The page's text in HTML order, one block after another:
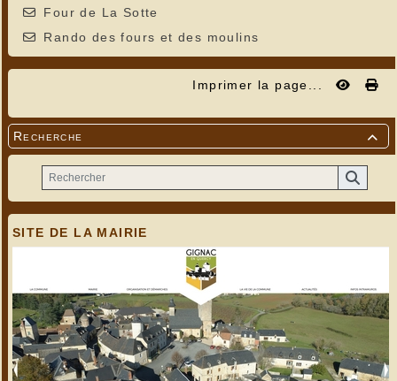
Four de La Sotte
Rando des fours et des moulins
Imprimer la page...

Recherche
SITE DE LA MAIRIE